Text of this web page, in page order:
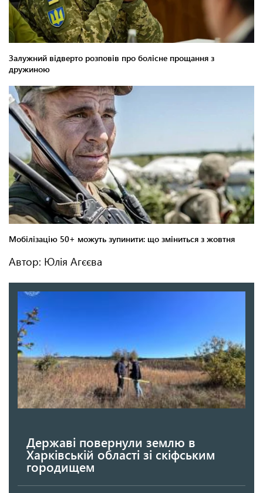
Автор: Юлія Агєєва
Державі повернули землю в
Харківській області зі скіфським
городищем